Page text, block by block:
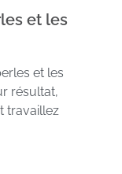
et les
et les
résultat,
travaillez